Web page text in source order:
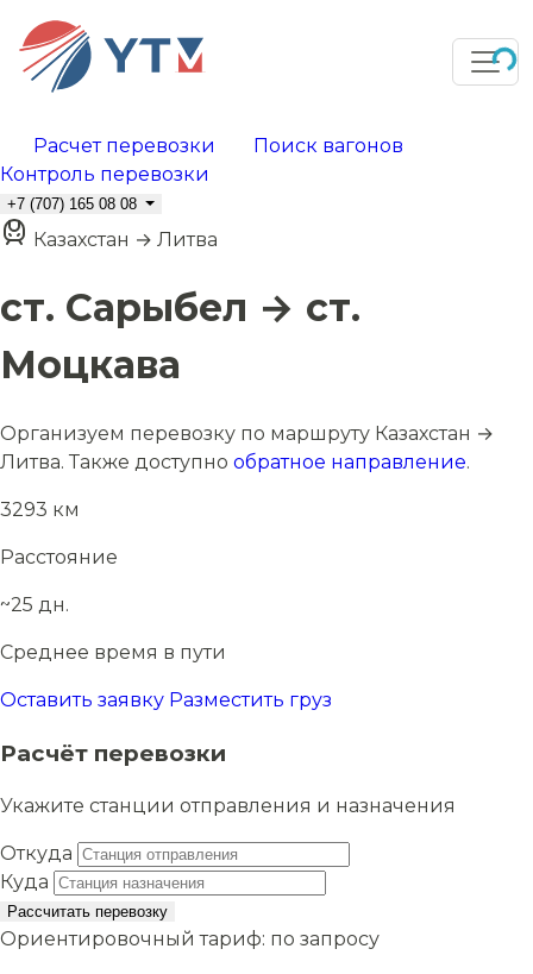
Расчет перевозки
Поиск вагонов
Контроль перевозки
+7 (707) 165 08 08
Казахстан → Литва
ст. Сарыбел → ст.
Моцкава
Организуем перевозку по маршруту Казахстан →
Литва. Также доступно обратное направление.
3293 км
Расстояние
~25 дн.
Среднее время в пути
Оставить заявку Разместить груз
Расчёт перевозки
Укажите станции отправления и назначения
Откуда
Куда
Рассчитать перевозку
Ориентировочный тариф: по запросу